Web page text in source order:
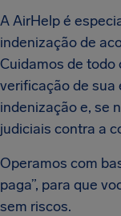
A AirHelp é
indenização de
Cuidamos de todo
verificação de sua
indenização e, se
judiciais contra a
Operamos com
paga”, para que
sem riscos.